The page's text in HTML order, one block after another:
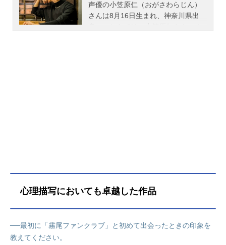
中のほくろ探しの旅に出たい。霧尾
くんと出会った日を国民の祝日にし
羅：和泉風花教師：杉田智和藍美の
店長：小西克幸小学生の霧尾：日笠
本：高木渉スタッフ原作：地球のお
声優の小笠原仁（おがさわらじん）
さんは8月16日生まれ、神奈川県出
心理描写においても卓越した作品
──最初に「霧尾ファンクラブ」と初めて出会ったときの印象を
教えてください。